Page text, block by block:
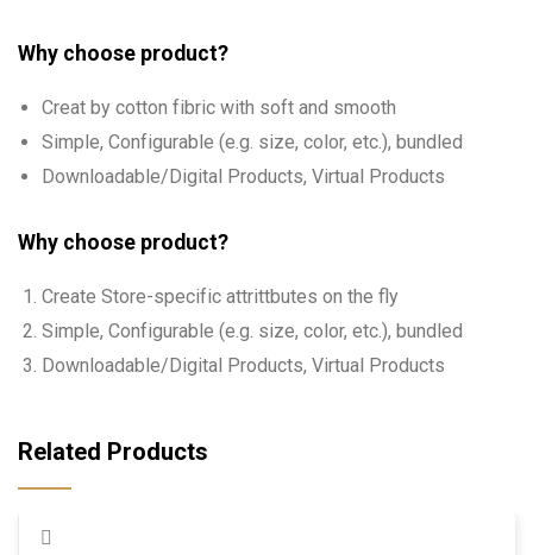
Why choose product?
Creat by cotton fibric with soft and smooth
Simple, Configurable (e.g. size, color, etc.), bundled
Downloadable/Digital Products, Virtual Products
Why choose product?
Create Store-specific attrittbutes on the fly
Simple, Configurable (e.g. size, color, etc.), bundled
Downloadable/Digital Products, Virtual Products
Related Products